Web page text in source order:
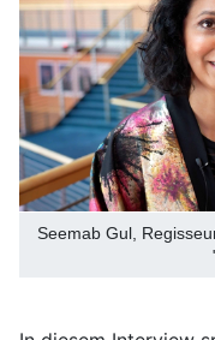
Seemab Gul,